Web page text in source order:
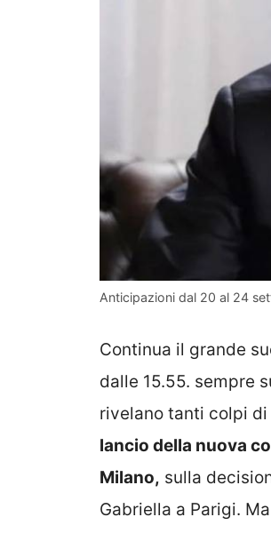
Anticipazioni dal 20 al 24
Continua il grande
dalle 15.55. sempre
rivelano tanti colpi
lancio della nuova
Milano, sulla
Gabriella a Parigi.